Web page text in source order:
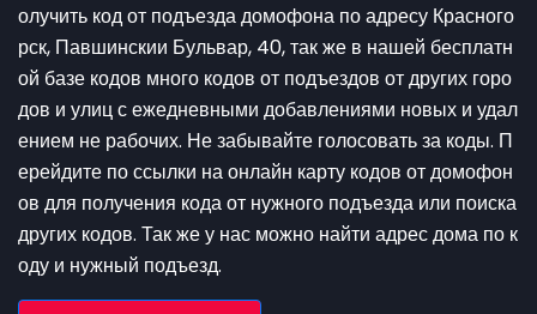
олучить код от подъезда домофона по адресу Красного
рск, Павшинскии Бульвар, 40, так же в нашей бесплатн
ой базе кодов много кодов от подъездов от других горо
дов и улиц с ежедневными добавлениями новых и удал
ением не рабочих. Не забывайте голосовать за коды. П
ерейдите по ссылки на онлайн карту кодов от домофон
ов для получения кода от нужного подъезда или поиска
других кодов. Так же у нас можно найти адрес дома по к
оду и нужный подъезд.